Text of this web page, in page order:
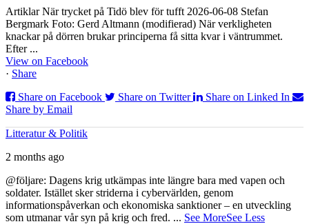
Artiklar När trycket på Tidö blev för tufft 2026-06-08 Stefan
Bergmark Foto: Gerd Altmann (modifierad) När verkligheten
knackar på dörren brukar principerna få sitta kvar i väntrummet.
Efter ...
View on Facebook
· Share
Share on Facebook
Share on Twitter
Share on Linked In
Share by Email
Litteratur & Politik
2 months ago
@följare: Dagens krig utkämpas inte längre bara med vapen och
soldater. Istället sker striderna i cybervärlden, genom
informationspåverkan och ekonomiska sanktioner – en utveckling
som utmanar vår syn på krig och fred. ... See MoreSee Less